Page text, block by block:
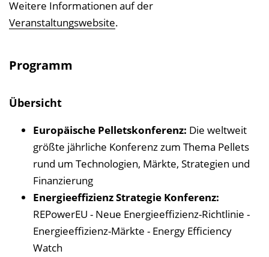
Weitere Informationen auf der
Veranstaltungswebsite.
Programm
Übersicht
Europäische Pelletskonferenz: Die weltweit
größte jährliche Konferenz zum Thema Pellets
rund um Technologien, Märkte, Strategien und
Finanzierung
Energieeffizienz Strategie Konferenz:
REPowerEU - Neue Energieeffizienz-Richtlinie -
Energieeffizienz-Märkte - Energy Efficiency
Watch